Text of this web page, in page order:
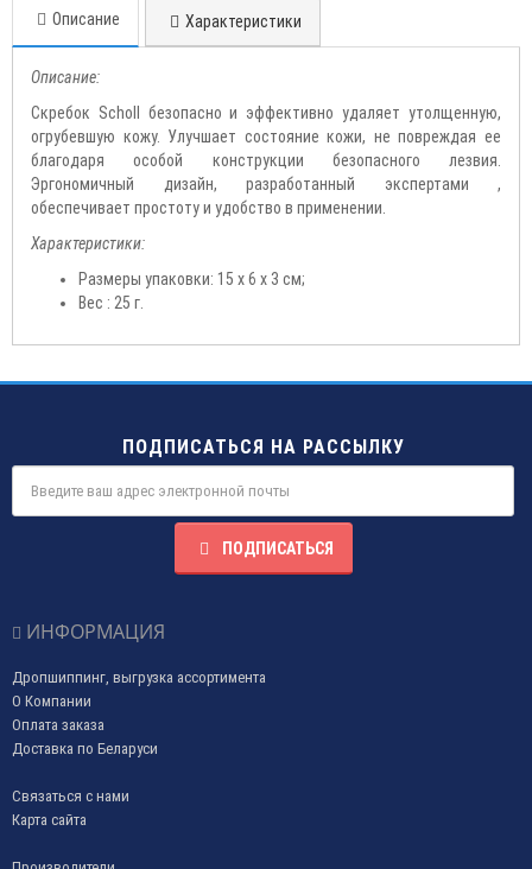
Описание Характеристики
Описание:
Скребок Scholl безопасно и эффективно удаляет утолщенную,
огрубевшую кожу. Улучшает состояние кожи, не повреждая ее
благодаря особой конструкции безопасного лезвия.
Эргономичный дизайн, разработанный экспертами ,
обеспечивает простоту и удобство в применении.
Характеристики:
Размеры упаковки: 15 х 6 х 3 см;
Вес : 25 г.
ПОДПИСАТЬСЯ НА РАССЫЛКУ
ПОДПИСАТЬСЯ
ИНФОРМАЦИЯ
Дропшиппинг, выгрузка ассортимента
О Компании
Оплата заказа
Доставка по Беларуси
Связаться с нами
Карта сайта